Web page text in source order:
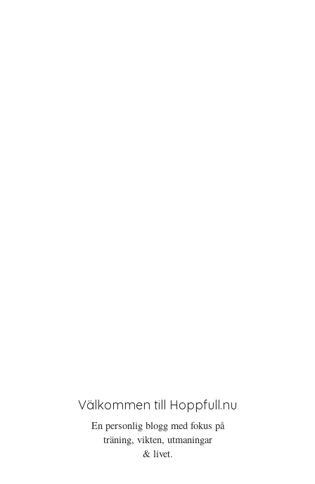
Välkommen till Hoppfull.nu
En personlig blogg med fokus på
träning, vikten, utmaningar
& livet.